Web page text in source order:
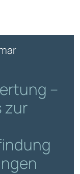
–
zur